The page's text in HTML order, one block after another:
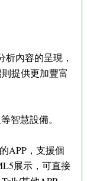
析內容的呈現，
提供更加豐富
智慧設備。
APP，支援個
展示，可直接